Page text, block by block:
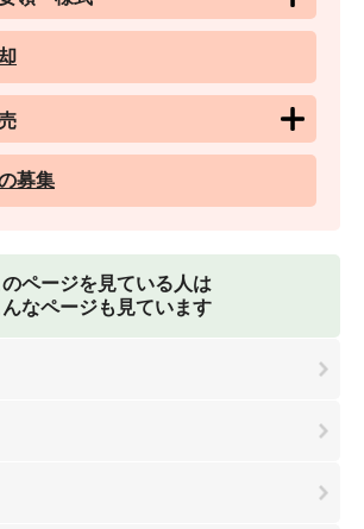
募集
のページを見ている人は
んなページも見ています